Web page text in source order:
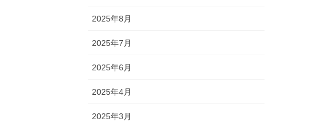
2025年8月
2025年7月
2025年6月
2025年4月
2025年3月